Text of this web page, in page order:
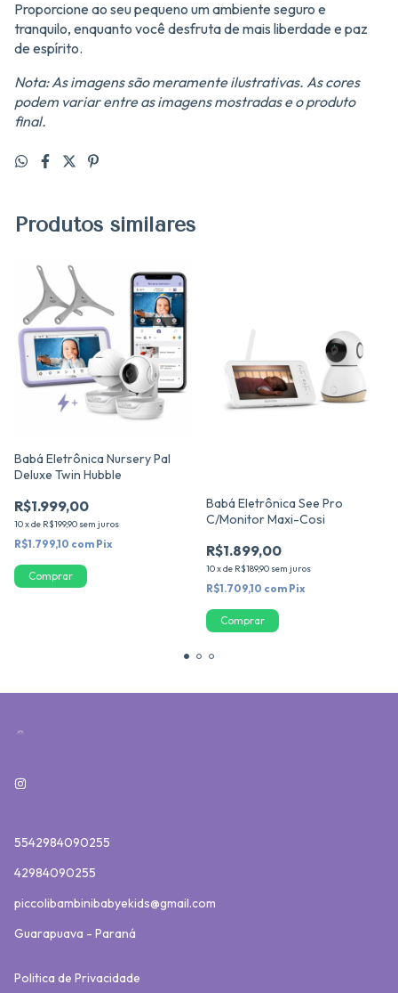
Proporcione ao seu pequeno um ambiente seguro e
tranquilo, enquanto você desfruta de mais liberdade e paz
de espírito.
Nota: As imagens são meramente ilustrativas. As cores
podem variar entre as imagens mostradas e o produto
final.
Produtos similares
Babá Eletrônica Nursery Pal
Deluxe Twin Hubble
R$1.999,00
10xde R$199,90 sem juros
R$1.799,10 com Pix
Babá Eletrônica See Pro
C/Monitor Maxi-Cosi
R$1.899,00
10xde R$189,90 sem juros
R$1.709,10 com Pix
5542984090255
42984090255
piccolibambinibabyekids@gmail.com
Guarapuava - Paraná
Politica de Privacidade